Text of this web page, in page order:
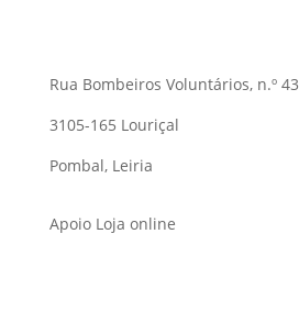
Rua Bombeiros Voluntários, n.º 43
3105-165 Louriçal
Pombal, Leiria
Apoio Loja online